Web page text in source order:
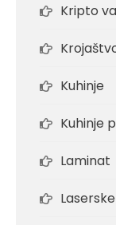
Kripto
Kuhinje
Kuhinje
Laminat